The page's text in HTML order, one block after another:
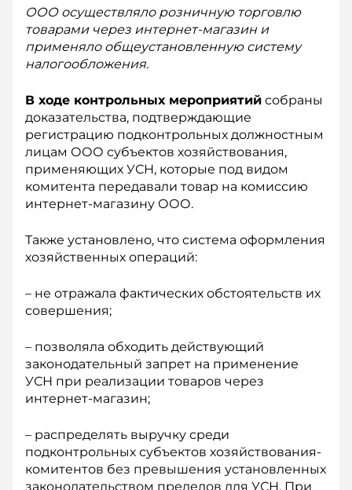
ООО осуществляло розничную торговлю
товарами через интернет-магазин и
применяло общеустановленную систему
налогообложения.
В ходе контрольных мероприятий собраны
доказательства, подтверждающие
регистрацию подконтрольных должностным
лицам ООО субъектов хозяйствования,
применяющих УСН, которые под видом
комитента передавали товар на комиссию
интернет-магазину ООО.
Также установлено, что система оформления
хозяйственных операций:
– не отражала фактических обстоятельств их
совершения;
– позволяла обходить действующий
законодательный запрет на применение
УСН при реализации товаров через
интернет-магазин;
– распределять выручку среди
подконтрольных субъектов хозяйствования-
комитентов без превышения установленных
законодательством пределов для УСН. При